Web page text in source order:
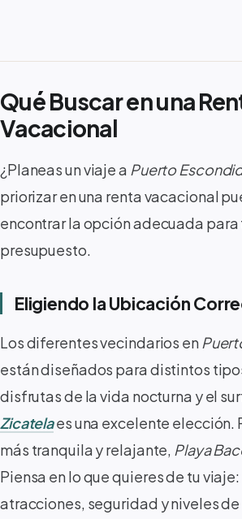
Qué Buscar en una
Vacacional
¿Planeas un viaje a Puerto
priorizar en una renta vacacional
encontrar la opción adecuada
presupuesto.
Eligiendo la Ubicación
Los diferentes vecindarios en
están diseñados para distintos
disfrutas de la vida nocturna y el
Zicatelaes una excelente elección.
más tranquila y relajante, Playa
Piensa en lo que quieres de tu
atracciones, seguridad y niveles de